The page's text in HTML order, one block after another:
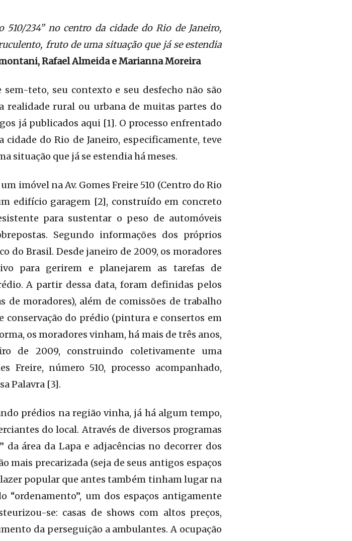
510/234” no centro da cidade do Rio de Janeiro,
fruto de uma situação que já se estendia
Rafael Almeida e Marianna Moreira
sem-teto, seu contexto e seu desfecho não são
realidade rural ou urbana de muitas partes do
já publicados aqui [1]. O processo enfrentado
cidade do Rio de Janeiro, especificamente, teve
situação que já se estendia há meses.
imóvel na Av. Gomes Freire 510 (Centro do Rio
edifício garagem [2], construído em concreto
para sustentar o peso de automóveis
Segundo informações dos próprios
do Brasil. Desde janeiro de 2009, os moradores
para gerirem e planejarem as tarefas de
A partir dessa data, foram definidas pelos
de moradores), além de comissões de trabalho
do prédio (pintura e consertos em
os moradores vinham, há mais de três anos,
de 2009, construindo coletivamente uma
Freire, número 510, processo acompanhado,
Palavra [3].
prédios na região vinha, já há algum tempo,
do local. Através de diversos programas
da área da Lapa e adjacências no decorrer dos
mais precarizada (seja de seus antigos espaços
popular que antes também tinham lugar na
“ordenamento”, um dos espaços antigamente
se: casas de shows com altos preços,
da perseguição a ambulantes. A ocupação